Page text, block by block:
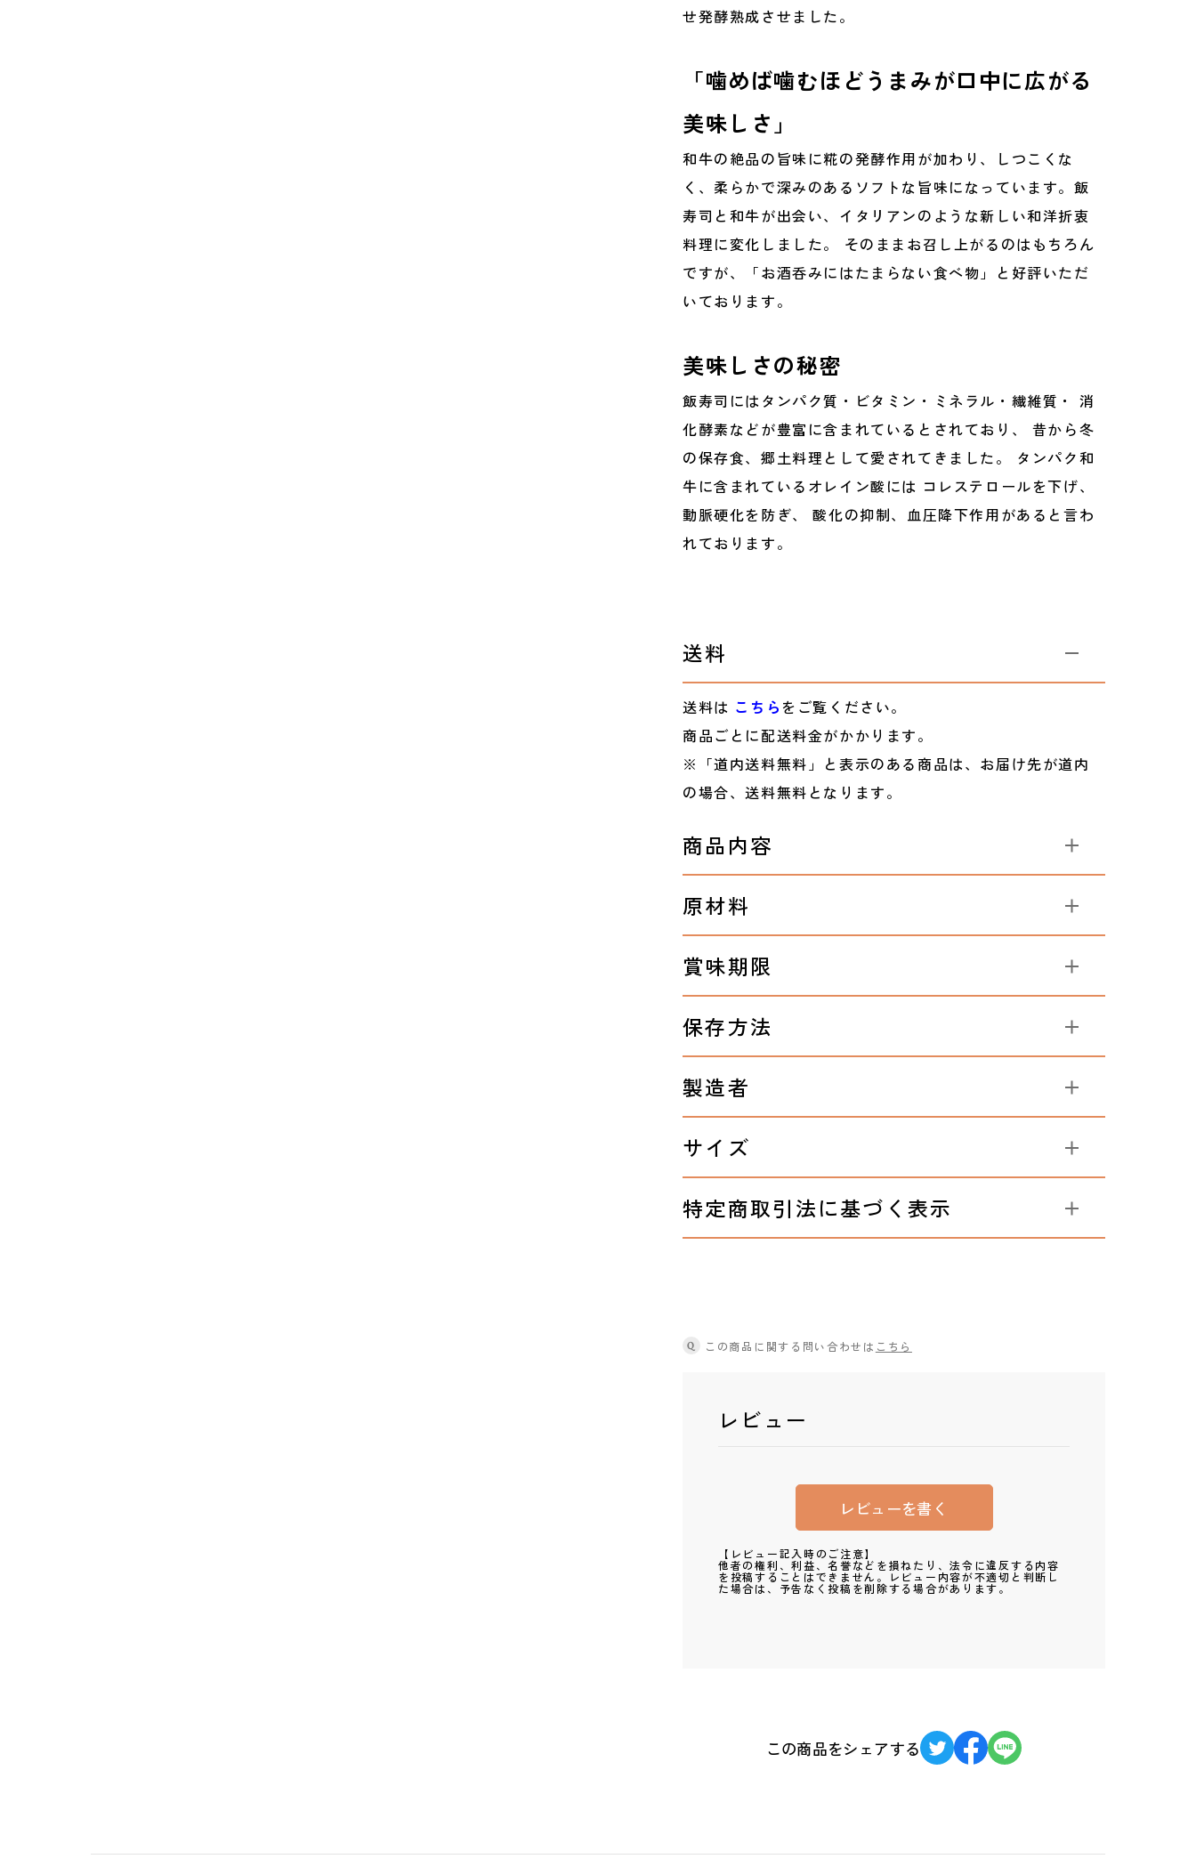
せ発酵熟成させました。
「噛めば噛むほどうまみが口中に広がる
美味しさ」
和牛の絶品の旨味に糀の発酵作用が加わり、しつこくな
く、柔らかで深みのあるソフトな旨味になっています。飯
寿司と和牛が出会い、イタリアンのような新しい和洋折衷
料理に変化しました。 そのままお召し上がるのはもちろん
ですが、「お酒呑みにはたまらない食べ物」と好評いただ
いております。
美味しさの秘密
飯寿司にはタンパク質・ビタミン・ミネラル・繊維質・ 消
化酵素などが豊富に含まれているとされており、 昔から冬
の保存食、郷土料理として愛されてきました。 タンパク和
牛に含まれているオレイン酸には コレステロールを下げ、
動脈硬化を防ぎ、 酸化の抑制、血圧降下作用があると言わ
れております。
送料
送料は こちら をご覧ください。
商品ごとに配送料金がかかります。
※「道内送料無料」と表示のある商品は、お届け先が道内
の場合、送料無料となります。
商品内容
原材料
賞味期限
保存方法
製造者
サイズ
特定商取引法に基づく表示
Q この商品に関する問い合わせは こちら
レビュー
レビューを書く
【レビュー記入時のご注意】
他者の権利、利益、名誉などを損ねたり、法令に違反する内容
を投稿することはできません。レビュー内容が不適切と判断し
た場合は、予告なく投稿を削除する場合があります。
この商品をシェアする